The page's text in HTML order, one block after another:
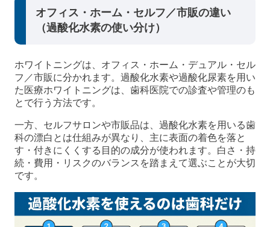
オフィス・ホーム・セルフ／市販の違い
（過酸化水素の使い分け）
ホワイトニングは、オフィス・ホーム・デュアル・セル
フ／市販に分かれます。過酸化水素や過酸化尿素を用い
た医療ホワイトニングは、歯科医院での診査や管理のも
とで行う方法です。
一方、セルフサロンや市販品は、過酸化水素を用いる歯
科の漂白とは仕組みが異なり、主に表面の着色を落と
す・付きにくくする目的の成分が使われます。白さ・持
続・費用・リスクのバランスを踏まえて選ぶことが大切
です。